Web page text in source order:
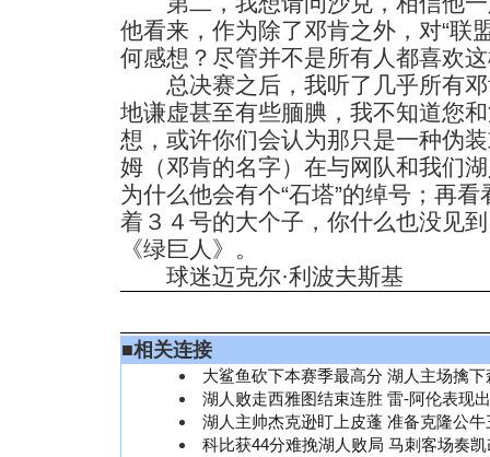
他看来，作为除了邓肯之外，对“联
何感想？尽管并不是所有人都喜欢
总决赛之后，我听了几乎所有邓
地谦虚甚至有些腼腆，我不知道您
想，或许你们会认为那只是一种伪
姆（邓肯的名字）在与网队和我们
为什么他会有个“石塔”的绰号；再
着３４号的大个子，你什么也没见
《绿巨人》。
球迷迈克尔·利波夫斯基
■相关连接
大鲨鱼砍下本赛季最高分 湖人主场擒
湖人败走西雅图结束连胜 雷-阿伦表现
湖人主帅杰克逊盯上皮蓬 准备克隆公
科比获44分难挽湖人败局 马刺客场奏